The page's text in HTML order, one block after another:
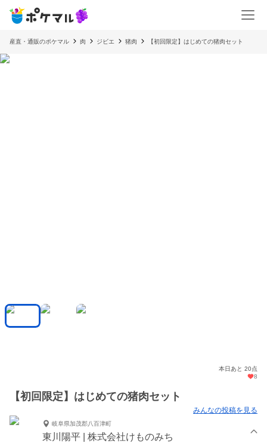
産直・通販のポケマル 肉 ジビエ 猪肉 【初回限定】はじめての猪肉セット
本日あと 20点
8
【初回限定】はじめての猪肉セット
みんなの投稿を見る
岐阜県加茂郡八百津町
東川陽平 | 株式会社けものみち